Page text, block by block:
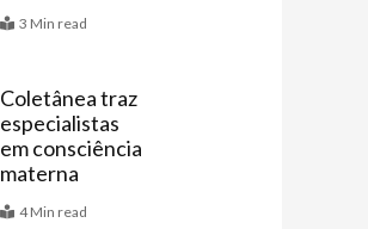
3 Min read
Coletânea traz
especialistas
em consciência
materna
4 Min read